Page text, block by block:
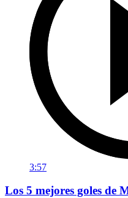
3:57
Los 5 mejores goles de